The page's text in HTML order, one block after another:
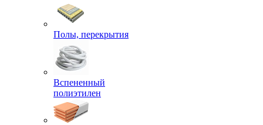
Полы, перекрытия
Вспененный
полиэтилен